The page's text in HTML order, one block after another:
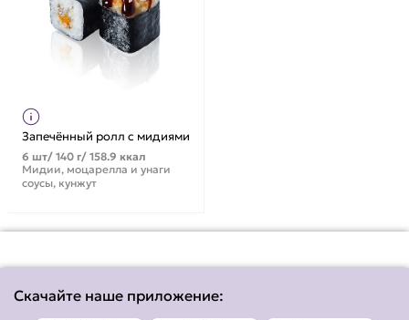
Запечённый ролл с мидиями
6 шт/ 140 г/ 158.9 ккал
Мидии, моцарелла и унаги
соусы, кунжут
Скачайте наше приложение: